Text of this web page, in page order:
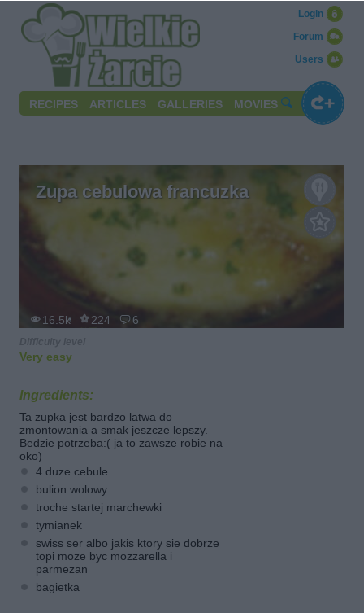
Users
Forum
Login
RECIPES ARTICLES GALLERIES MOVIES
Zupa cebulowa francuzka
16.5k 224 6
Very easy
Ingredients:
Ta zupka jest bardzo latwa do
zmontowania a smak jeszcze lepszy.
Bedzie potrzeba:( ja to zawsze robie na
oko)
4 duze cebule
bulion wolowy
troche startej marchewki
tymianek
swiss ser albo jakis ktory sie dobrze
topi moze byc mozzarella i
parmezan
bagietka